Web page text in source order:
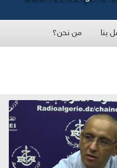
بنا من نحن؟